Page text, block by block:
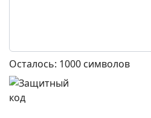
Осталось: 1000 символов